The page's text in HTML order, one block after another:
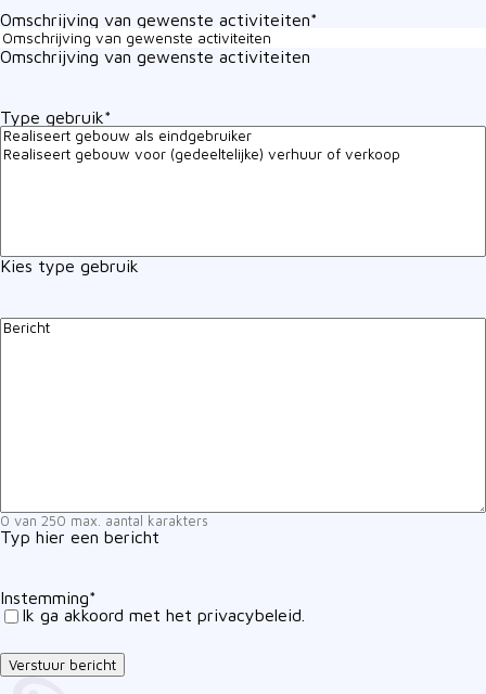
Omschrijving van gewenste activiteiten*
Omschrijving van gewenste activiteiten
Type gebruik*
Kies type gebruik
Bericht
0 van 250 max. aantal karakters
Typ hier een bericht
Instemming*
Ik ga akkoord met het privacybeleid.